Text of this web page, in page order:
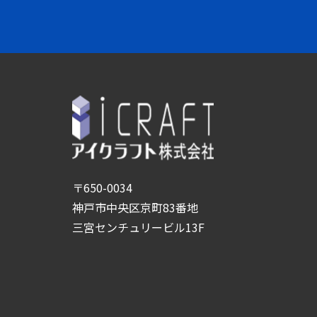
〒650-0034
神戸市中央区京町83番地
三宮センチュリービル13F